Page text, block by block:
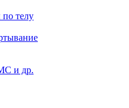
телу
и др.